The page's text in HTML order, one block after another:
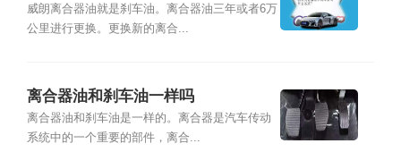
威朗离合器油就是刹车油。离合器油三年或者6万
公里进行更换。更换新的离合...
离合器油和刹车油一样吗
离合器油和刹车油是一样的。离合器是汽车传动
系统中的一个重要的部件，离合...